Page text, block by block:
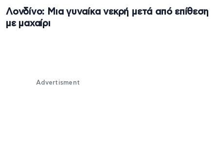
Λονδίνο: Μια γυναίκα νεκρή μετά από επίθεση
με μαχαίρι
Advertisment